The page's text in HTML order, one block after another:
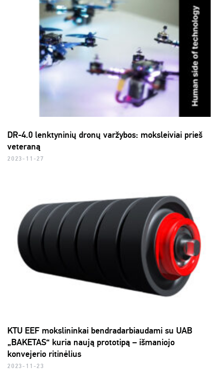
DR-4.0 lenktyninių dronų varžybos: moksleiviai prieš
veteraną
2023-11-27
KTU EEF mokslininkai bendradarbiaudami su UAB
„BAKETAS“ kuria naują prototipą – išmaniojo
konvejerio ritinėlius
2023-11-23